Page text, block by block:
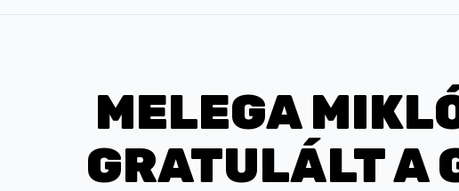
MELEGA
GRATULÁLT A